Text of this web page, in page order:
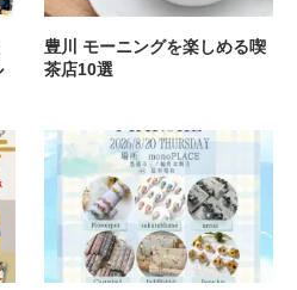
豊川 モーニングを楽しめる喫
茶店10選